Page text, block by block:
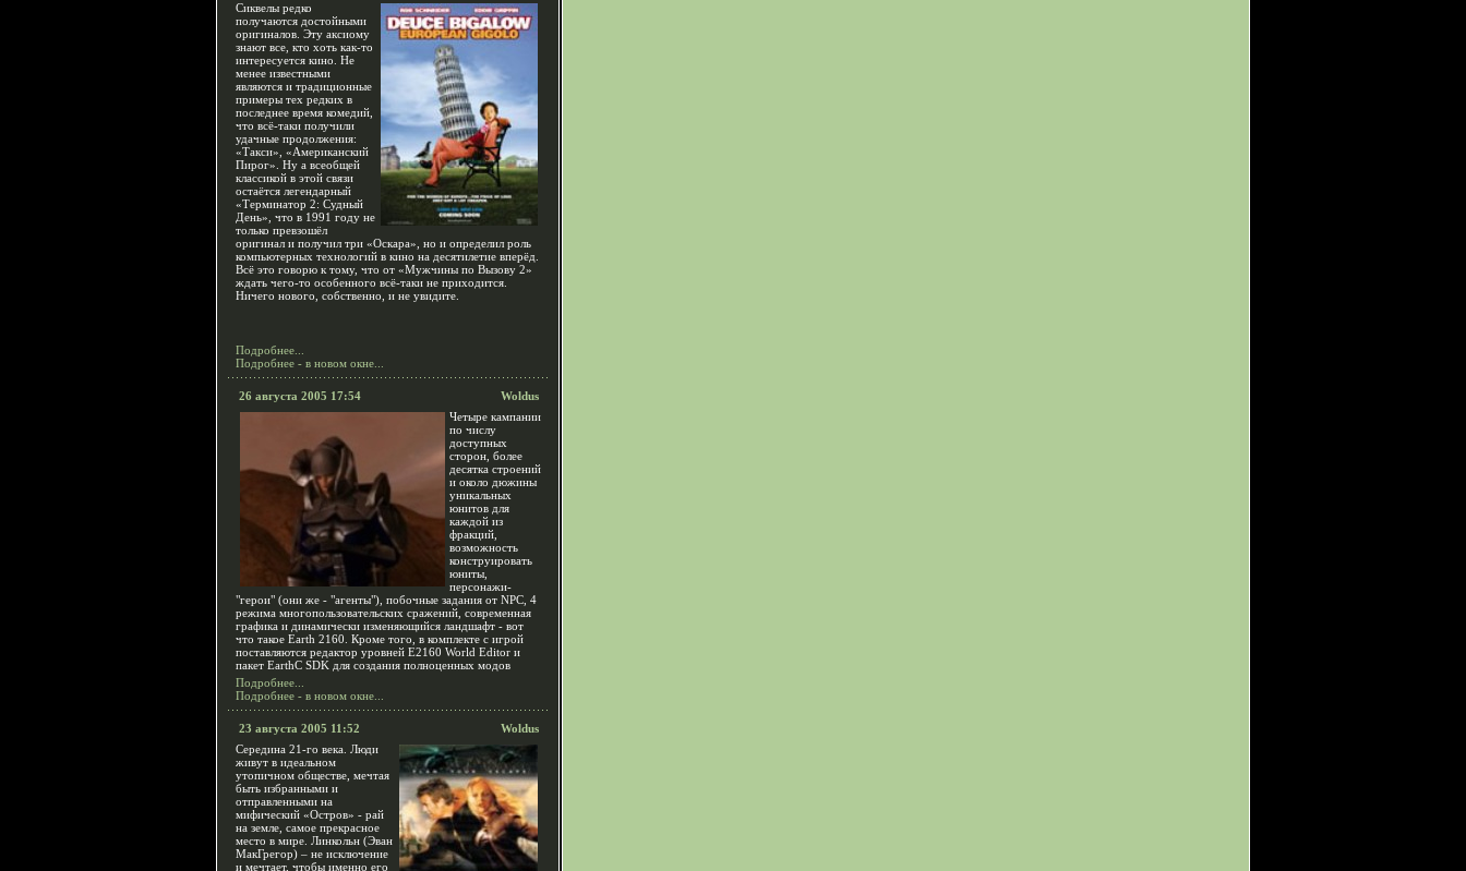
Сиквелы редко
получаются достойными
оригиналов. Эту аксиому
знают все, кто хоть как-то
интересуется кино. Не
менее известными
являются и традиционные
примеры тех редких в
последнее время комедий,
что всё-таки получили
удачные продолжения:
«Такси», «Американский
Пирог». Ну а всеобщей
классикой в этой связи
остаётся легендарный
«Терминатор 2: Судный
День», что в 1991 году не
только превзошёл
оригинал и получил три «Оскара», но и определил роль
компьютерных технологий в кино на десятилетие вперёд.
Всё это говорю к тому, что от «Мужчины по Вызову 2»
ждать чего-то особенного всё-таки не приходится.
Ничего нового, собственно, и не увидите.
Подробнее...
Подробнее - в новом окне...
26 августа 2005 17:54
Woldus
Четыре кампании
по числу
доступных
сторон, более
десятка строений
и около дюжины
уникальных
юнитов для
каждой из
фракций,
возможность
конструировать
юниты,
персонажи-
"герои" (они же - "агенты"), побочные задания от NPC, 4
режима многопользовательских сражений, современная
графика и динамически изменяющийся ландшафт - вот
что такое Earth 2160. Кроме того, в комплекте с игрой
поставляются редактор уровней E2160 World Editor и
пакет EarthC SDK для создания полноценных модов
Подробнее...
Подробнее - в новом окне...
23 августа 2005 11:52
Woldus
Середина 21-го века. Люди
живут в идеальном
утопичном обществе, мечтая
быть избранными и
отправленными на
мифический «Остров» - рай
на земле, самое прекрасное
место в мире. Линкольн (Эван
МакГрегор) – не исключение
и мечтает, чтобы именно его